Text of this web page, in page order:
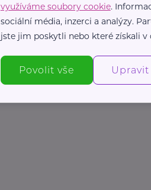
využíváme soubory cookie.
sociální média, inzerci a analýzy.
jste jim poskytli nebo které získali v
Povolit vše Upravit